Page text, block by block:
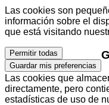
Las cookies son
información sobre el
que está visitando
Permitir todas
Guardar mis preferencias
Las cookies que
directamente, pero
estadísticas de uso de